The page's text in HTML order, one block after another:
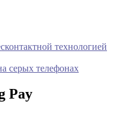
технологией
серых телефонах
Pay